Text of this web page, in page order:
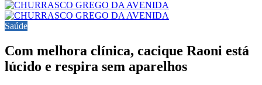
Saúde
Com melhora clínica, cacique Raoni está
lúcido e respira sem aparelhos